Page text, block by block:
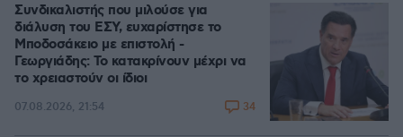
Συνδικαλιστής που μιλούσε για
διάλυση του ΕΣΥ, ευχαρίστησε το
Μποδοσάκειο με επιστολή -
Γεωργιάδης: Το κατακρίνουν μέχρι να
το χρειαστούν οι ίδιοι
07.08.2026, 21:54 34